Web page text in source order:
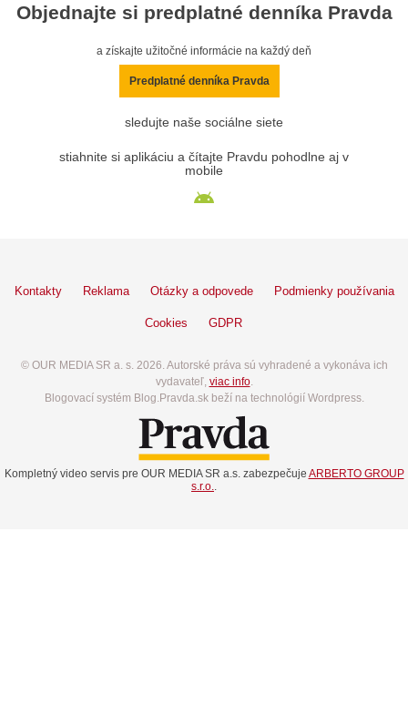
Objednajte si predplatné denníka Pravda
a získajte užitočné informácie na každý deň
Predplatné denníka Pravda
sledujte naše sociálne siete
stiahnite si aplikáciu a čítajte Pravdu pohodlne aj v
mobile
Kontakty Reklama Otázky a odpovede Podmienky používania
Cookies GDPR
© OUR MEDIA SR a. s. 2026. Autorské práva sú vyhradené a vykonáva ich
vydavateľ, viac info.
Blogovací systém Blog.Pravda.sk beží na technológií Wordpress.
Kompletný video servis pre OUR MEDIA SR a.s. zabezpečuje ARBERTO GROUP
s.r.o.